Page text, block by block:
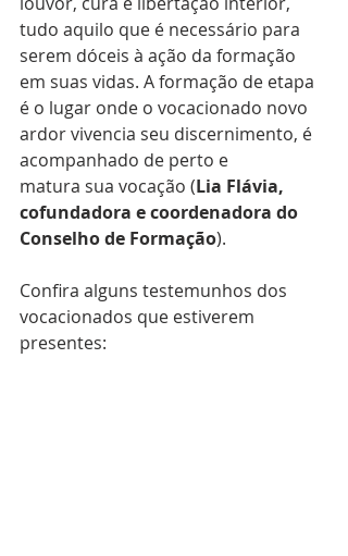
tudo aquilo que é necessário para
serem dóceis à ação da formação
em suas vidas. A formação de etapa
é o lugar onde o vocacionado novo
ardor vivencia seu discernimento, é
acompanhado de perto e
matura sua vocação (Lia Flávia,
cofundadora e coordenadora do
Conselho de Formação).
Confira alguns testemunhos dos
vocacionados que estiverem
presentes: